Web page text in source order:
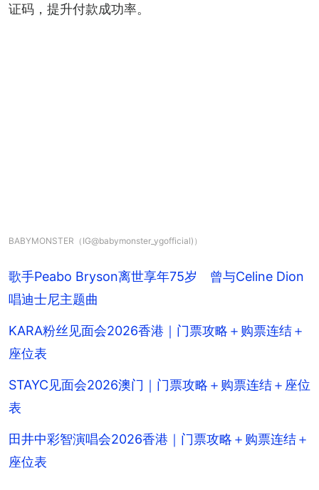
证码，提升付款成功率。
BABYMONSTER（IG@babymonster_ygofficial)）
歌手Peabo Bryson离世享年75岁 曾与Celine Dion
唱迪士尼主题曲
KARA粉丝见面会2026香港｜门票攻略＋购票连结＋
座位表
STAYC见面会2026澳门｜门票攻略＋购票连结＋座位
表
田井中彩智演唱会2026香港｜门票攻略＋购票连结＋
座位表